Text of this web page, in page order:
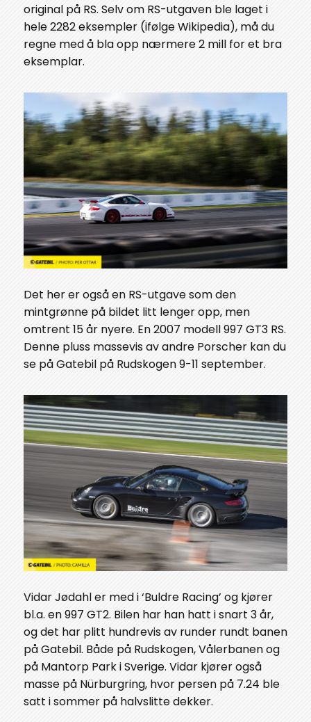
original på RS. Selv om RS-utgaven ble laget i
hele 2282 eksempler (ifølge Wikipedia), må du
regne med å bla opp nærmere 2 mill for et bra
eksemplar.
Det her er også en RS-utgave som den
mintgrønne på bildet litt lenger opp, men
omtrent 15 år nyere. En 2007 modell 997 GT3 RS.
Denne pluss massevis av andre Porscher kan du
se på Gatebil på Rudskogen 9-11 september.
Vidar Jødahl er med i ‘Buldre Racing’ og kjører
bl.a. en 997 GT2. Bilen har han hatt i snart 3 år,
og det har plitt hundrevis av runder rundt banen
på Gatebil. Både på Rudskogen, Vålerbanen og
på Mantorp Park i Sverige. Vidar kjører også
masse på Nürburgring, hvor persen på 7.24 ble
satt i sommer på halvslitte dekker.